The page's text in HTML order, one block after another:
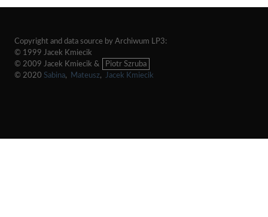
Copyright and data source by Archiwum LP3:
© 1999 Jacek Kmiecik
© 2009 Jacek Kmiecik &
Piotr Szruba
© 2020 Sabina, Mateusz, Jacek Kmiecik